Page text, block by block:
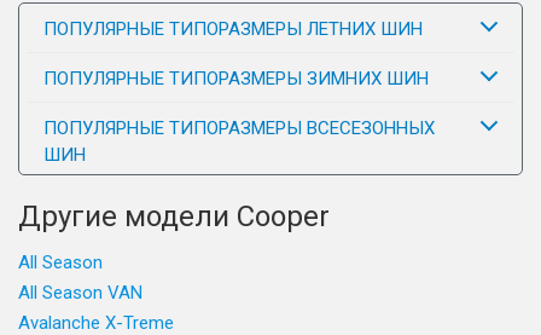
ПОПУЛЯРНЫЕ ТИПОРАЗМЕРЫ ЛЕТНИХ ШИН
ПОПУЛЯРНЫЕ ТИПОРАЗМЕРЫ ЗИМНИХ ШИН
ПОПУЛЯРНЫЕ ТИПОРАЗМЕРЫ ВСЕСЕЗОННЫХ
ШИН
Другие модели Cooper
All Season
All Season VAN
Avalanche X-Treme